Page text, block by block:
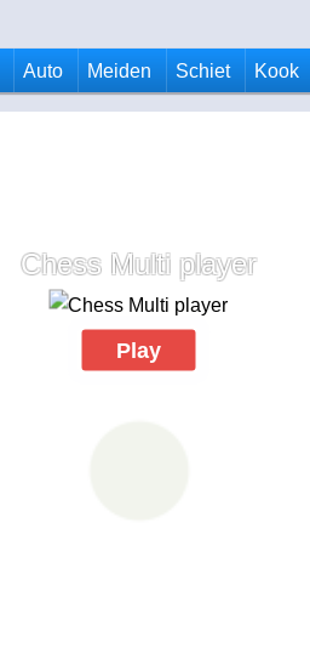
Auto Meiden Schiet Kook
Chess Multi player
Play